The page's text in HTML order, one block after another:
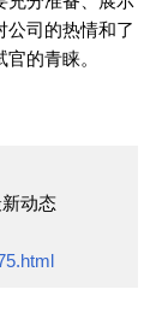
公司的热情和了
的青睐。
动态